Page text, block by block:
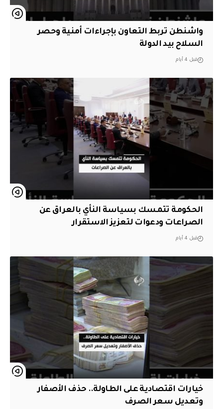
واشنطن تربط التعاون بإجراءات أمنية وحصر
السلاح بيد الدولة
قبل 4 أيام
الحكومة تتمسك بسياسة النأي بالعراق عن
الصراعات ودعوات لتعزيز الاستقرار
قبل 4 أيام
خيارات اقتصادية على الطاولة.. حذف الأصفار
وتعديل سعر الصرف